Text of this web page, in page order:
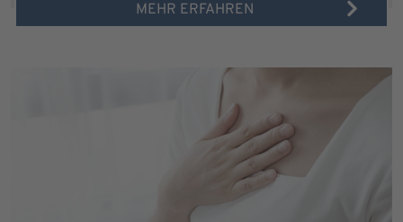
MEHR ERFAHREN